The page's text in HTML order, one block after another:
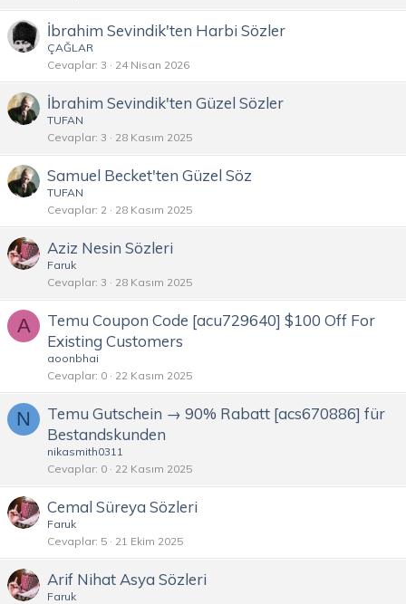
İbrahim Sevindik'ten Harbi Sözler
ÇAĞLAR
Cevaplar 3 24 Nisan 2026
İbrahim Sevindik'ten Güzel Sözler
TUFAN
Cevaplar 3 28 Kasım 2025
Samuel Becket'ten Güzel Söz
TUFAN
Cevaplar 2 28 Kasım 2025
Aziz Nesin Sözleri
Faruk
Cevaplar 3 28 Kasım 2025
A
Temu Coupon Code [acu729640] $100 Off For
Existing Customers
aoonbhai
Cevaplar 0 22 Kasım 2025
N
Temu Gutschein → 90% Rabatt [acs670886] für
Bestandskunden
nikasmith0311
Cevaplar 0 22 Kasım 2025
Cemal Süreya Sözleri
Faruk
Cevaplar 5 21 Ekim 2025
Arif Nihat Asya Sözleri
Faruk